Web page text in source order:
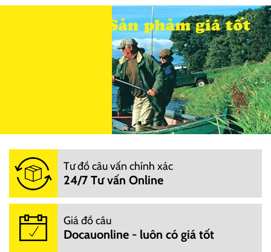
Tư đồ câu vấn chính xác
24/7 Tư vấn Online
Giá đồ câu
Docauonline - luôn có giá tốt